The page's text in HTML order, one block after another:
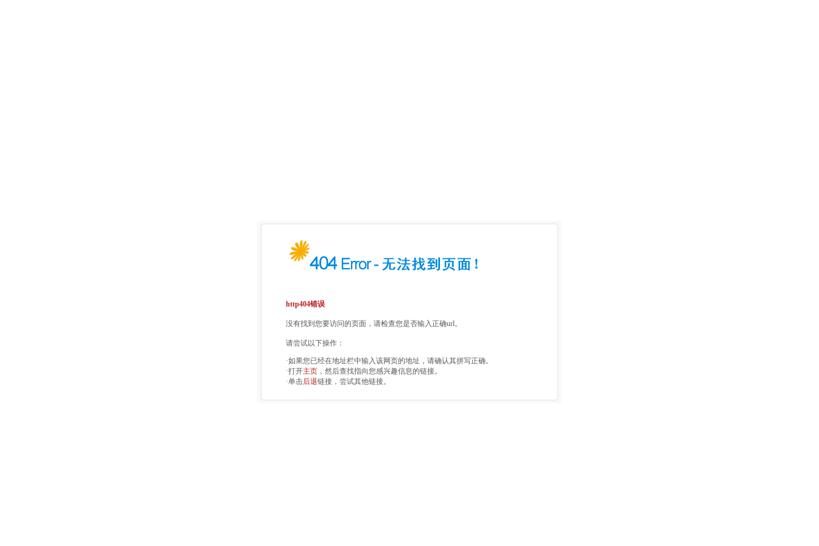
http404错误
没有找到您要访问的页面，请检查您是否输入正确url。
请尝试以下操作：
·如果您已经在地址栏中输入该网页的地址，请确认其拼写正确。
·打开主页 ，然后查找指向您感兴趣信息的链接。
·单击后退链接，尝试其他链接。